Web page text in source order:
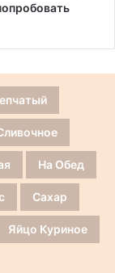
На Обед
Сахар
Яйцо Куриное